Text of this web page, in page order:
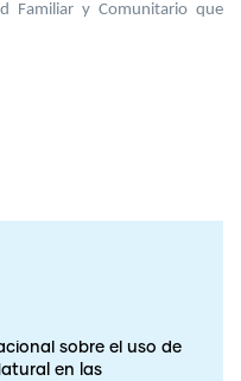
Familiar y Comunitario que
sobre el uso de
en las